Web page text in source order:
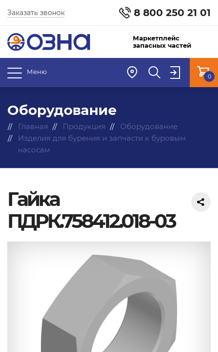
8 800 250 21 01
Заказать звонок
Маркетплейс
запасных частей
Меню
0
Оборудование
Главная Продукция
Оборудование
Изделия для бурения и запчасти к буровым
насосам
Гайка
ПДРК.758412.018-03